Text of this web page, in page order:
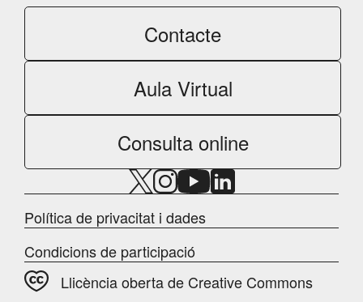
Contacte
Aula Virtual
Consulta online
Política de privacitat i dades
Condicions de participació
Llicència oberta de Creative Commons